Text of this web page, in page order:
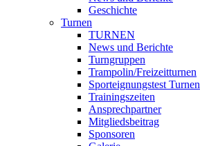
Geschichte
Turnen
TURNEN
News und Berichte
Turngruppen
Trampolin/Freizeitturnen
Sporteignungstest Turnen
Trainingszeiten
Ansprechpartner
Mitgliedsbeitrag
Sponsoren